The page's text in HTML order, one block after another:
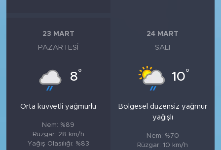
23 MART
PAZARTESI
8°
Orta kuvvetli yağmurlu
Nem: %89
Rüzgar: 28 km/h
Yağış Olasılığı: %83
24 MART
SALI
10°
Bölgesel düzensiz yağmur
yağışlı
Nem: %70
Rüzgar: 10 km/h